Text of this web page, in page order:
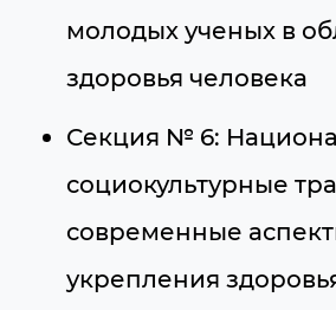
молодых ученых в
здоровья человека
Секция № 6:
социокультурные
современные
укрепления